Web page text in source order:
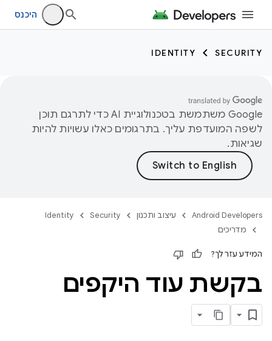
היכנס
SECURITY
IDENTITY
‫Google משתמשת בטכנולוגיית AI כדי לתרגם תוכן
לשפה המועדפת עליך. בתרגומים כאלו עשויות להיות
שגיאות.
Android Developers עיצוב ותכנון Security
Identity
מדריכים
המידע עזר לך?
בקשת עוד היקפים